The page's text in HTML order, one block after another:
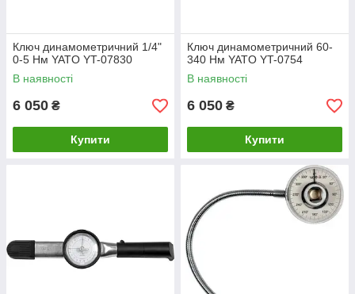
Ключ динамометричний 1/4"
0-5 Нм YATO YT-07830
В наявності
6 050 ₴
Купити
Ключ динамометричний 60-
340 Нм YATO YT-0754
В наявності
6 050 ₴
Купити